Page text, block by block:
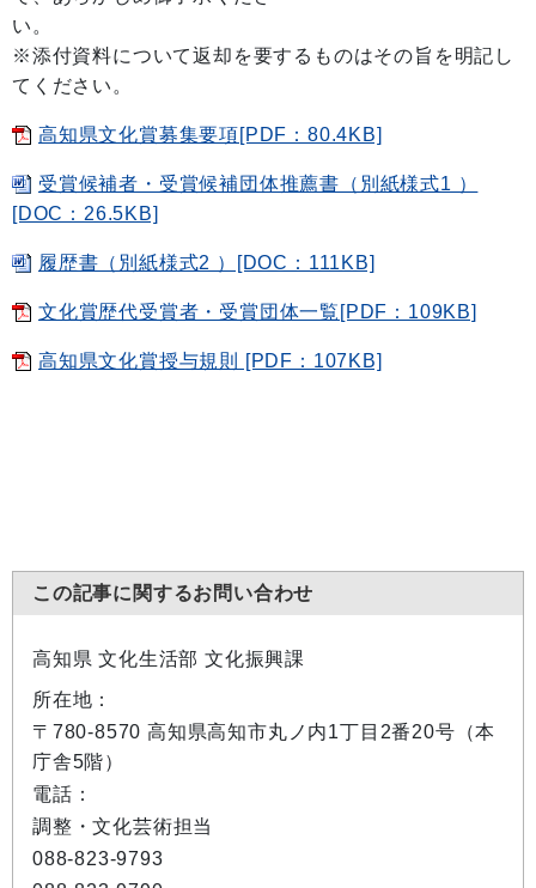
い。
※添付資料について返却を要するものはその旨を明記し
てください。
高知県文化賞募集要項[PDF：80.4KB]
受賞候補者・受賞候補団体推薦書（別紙様式1 ）
[DOC：26.5KB]
履歴書（別紙様式2 ）[DOC：111KB]
文化賞歴代受賞者・受賞団体一覧[PDF：109KB]
高知県文化賞授与規則 [PDF：107KB]
この記事に関するお問い合わせ
高知県 文化生活部 文化振興課
所在地：
〒780-8570 高知県高知市丸ノ内1丁目2番20号（本
庁舎5階）
電話：
調整・文化芸術担当
088-823-9793